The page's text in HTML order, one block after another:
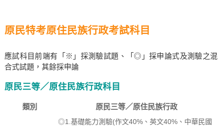
原民特考原住民族行政考試科目
應試科目前端有「※」採測驗試題、「◎」採申論式及測驗之混
合式試題，其餘採申論
原民三等／原住民族行政科目
類別 原民三等／原住民族行政
◎1.基礎能力測驗(作文40%、英文40%、中華民國